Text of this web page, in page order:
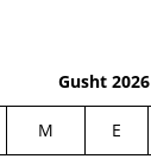
Gusht 2026
M E